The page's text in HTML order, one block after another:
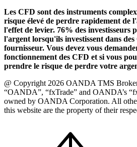
Les CFD sont des instruments
risque élevé de perdre rapidement de
l'effet de levier. 76% des investisseurs
l'argent lorsqu'ils investissent dans des
fournisseur. Vous devez vous
fonctionnement des CFD et si vous
prendre le risque de perdre votre
@ Copyright 2026 OANDA TMS
“OANDA”, “fxTrade” and OANDA’s
owned by OANDA Corporation. All
this website are the property of their